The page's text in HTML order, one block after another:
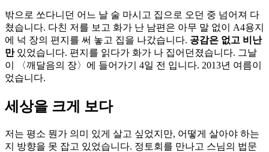
밖으로 쏘다니던 어느 날 술 마시고 집으로 오던 중 넘어져 다
쳤습니다. 다친 저를 보고 화가 난 남편은 아무 말 없이 A4용지
에 넉 장의 편지를 써 놓고 집을 나갔습니다. 공감은 없고 비난
만있었습니다. 편지를 읽다가 화가 나 집어던졌습니다. 그날
이 〈깨달음의 장〉에 들어가기 4일 전 입니다. 2013년 여름이
었습니다.
세상을 크게 보다
저는 평소 뭔가 의미 있게 살고 싶었지만, 어떻게 살아야 하는
지 방향을 못 잡고 있었습니다. 정토회를 만나고 스님의 법문